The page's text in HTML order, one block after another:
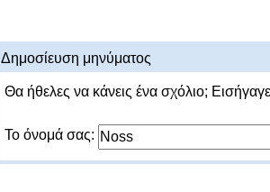
Δημοσίευση μηνύματος
Θα ήθελες να κάνεις ένα σχόλιο;
Το όνομά σας: